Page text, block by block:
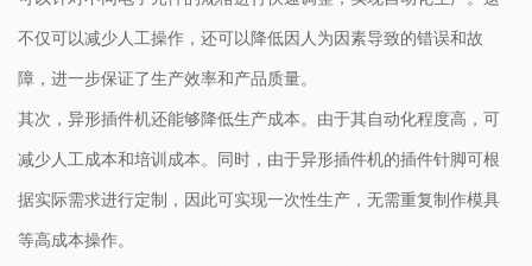
不仅可以减少人工操作，还可以降低因人为因素导致的错误和故
障，进一步保证了生产效率和产品质量。
其次，异形插件机还能够降低生产成本。由于其自动化程度高，可
减少人工成本和培训成本。同时，由于异形插件机的插件针脚可根
据实际需求进行定制，因此可实现一次性生产，无需重复制作模具
等高成本操作。